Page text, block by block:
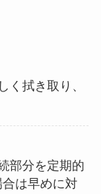
く拭き取り、
部分を定期的
は早めに対